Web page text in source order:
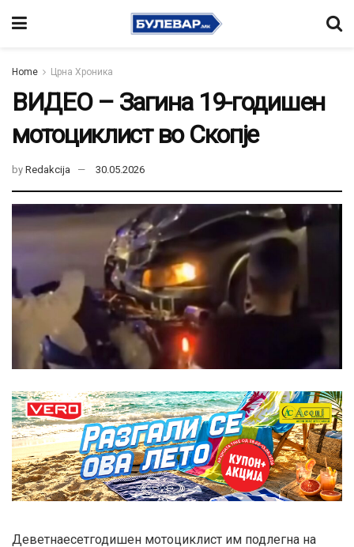
Home Црна Хроника
ВИДЕО – Загина 19-годишен
мотоциклист во Скопје
by Redakcija 30.05.2026
Деветнаесетгодишен мотоциклист им подлегна на